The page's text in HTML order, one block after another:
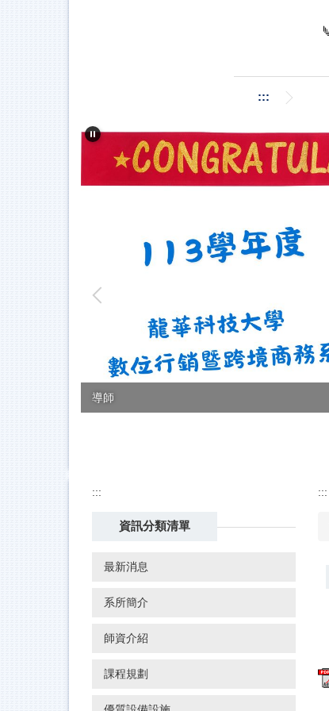
:::
導師
:::
資訊分類清單
最新消息
系所簡介
師資介紹
課程規劃
:::